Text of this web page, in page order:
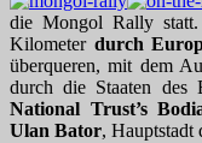
die Mongol Rally
Kilometer durch
überqueren, mit dem
durch die Staaten
National Trust’s
Ulan Bator, Hauptstadt